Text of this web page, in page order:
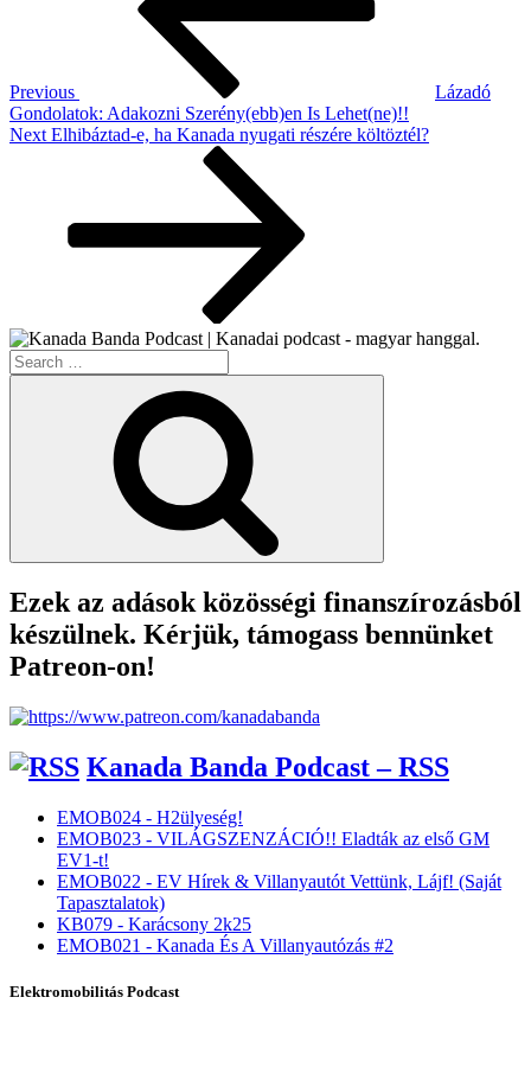
Previous
Lázadó
Gondolatok: Adakozni Szerény(ebb)en Is Lehet(ne)!!
Next
Next Elhibáztad-e, ha Kanada nyugati részére költöztél?
Search
for:
Ezek az adások közösségi finanszírozásból
készülnek. Kérjük, támogass bennünket
Patreon-on!
Kanada Banda Podcast – RSS
EMOB024 - H2ülyeség!
EMOB023 - VILÁGSZENZÁCIÓ!! Eladták az első GM
EV1-t!
EMOB022 - EV Hírek & Villanyautót Vettünk, Lájf! (Saját
Tapasztalatok)
KB079 - Karácsony 2k25
EMOB021 - Kanada És A Villanyautózás #2
Elektromobilitás Podcast